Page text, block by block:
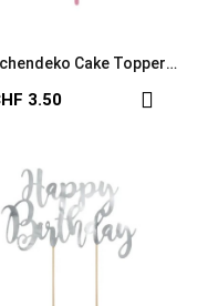
Cake Topper
3.50